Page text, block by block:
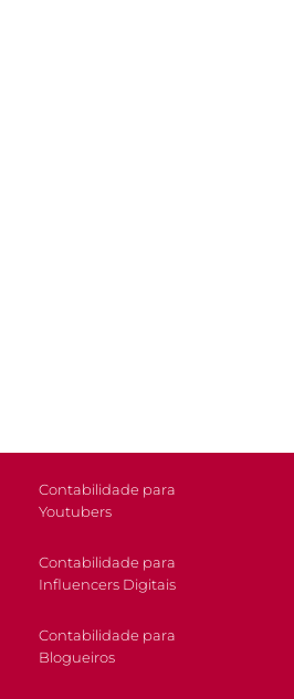
Contabilidade para
Youtubers
Contabilidade para
Influencers Digitais
Contabilidade para
Blogueiros